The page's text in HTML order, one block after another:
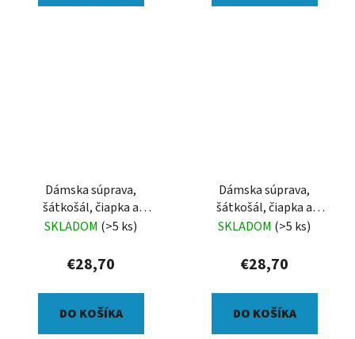
Dámska súprava,
šátkošál, čiapka a
palčiaky, vetvičky na
SKLADOM (>5 ks)
€28,70
DO KOŠÍKA
Dámska súprava,
šátkošál, čiapka a
palčiaky, akvarelové
SKLADOM (>5 ks)
€28,70
DO KOŠÍKA